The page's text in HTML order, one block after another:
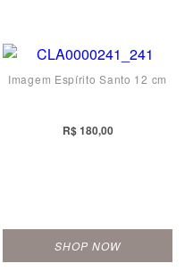
Imagem Espírito Santo 12 cm
R$ 180,00
SHOP NOW